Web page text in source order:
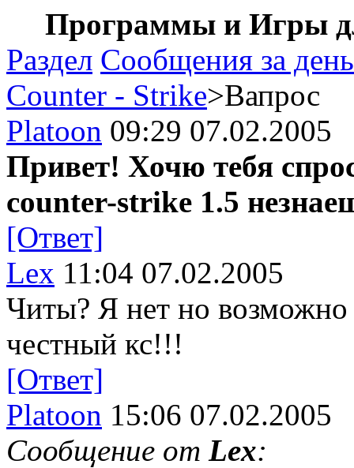
Программы и Игры
Раздел Сообщения за день
Counter - Strike>Вапрос
Platoon 09:29 07.02.2005
Привет! Хочю тебя
counter-strike 1.5
[Ответ]
Lex 11:04 07.02.2005
Читы? Я нет но
честный кс!!!
[Ответ]
Platoon 15:06 07.02.2005
Сообщение от Lex: